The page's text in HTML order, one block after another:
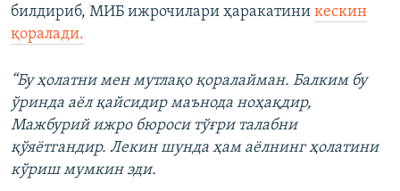
билдириб, МИБ ижрочилари ҳаракатини кескин
қоралади.
“Бу ҳолатни мен мутлақо қоралайман. Балким бу
ўринда аёл қайсидир маънода ноҳақдир,
Мажбурий ижро бюроси тўғри талабни
қўяётгандир. Лекин шунда ҳам аёлнинг ҳолатини
кўриш мумкин эди.